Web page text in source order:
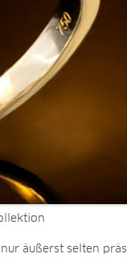
äußerst selten